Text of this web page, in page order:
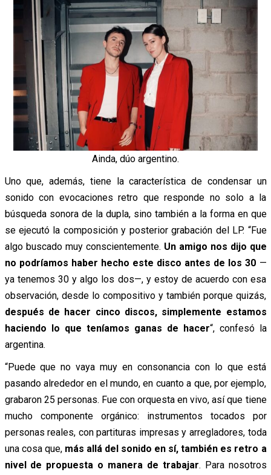
Ainda, dúo argentino.
Uno que, además, tiene la característica de condensar un
sonido con evocaciones retro que responde no solo a la
búsqueda sonora de la dupla, sino también a la forma en que
se ejecutó la composición y posterior grabación del LP. “Fue
algo buscado muy conscientemente. Un amigo nos dijo que
no podríamos haber hecho este disco antes de los 30 —
ya tenemos 30 y algo los dos—, y estoy de acuerdo con esa
observación, desde lo compositivo y también porque quizás,
después de hacer cinco discos, simplemente estamos
haciendo lo que teníamos ganas de hacer“, confesó la
argentina.
“Puede que no vaya muy en consonancia con lo que está
pasando alrededor en el mundo, en cuanto a que, por ejemplo,
grabaron 25 personas. Fue con orquesta en vivo, así que tiene
mucho componente orgánico: instrumentos tocados por
personas reales, con partituras impresas y arregladores, toda
una cosa que, más allá del sonido en sí, también es retro a
nivel de propuesta o manera de trabajar. Para nosotros